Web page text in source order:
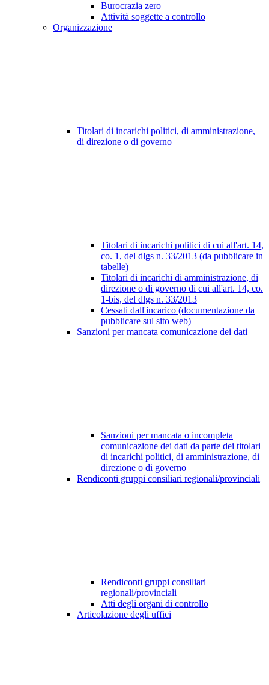
Burocrazia zero
Attività soggette a controllo
Organizzazione
Titolari di incarichi politici, di amministrazione,
di direzione o di governo
Titolari di incarichi politici di cui all'art. 14,
co. 1, del dlgs n. 33/2013 (da pubblicare in
tabelle)
Titolari di incarichi di amministrazione, di
direzione o di governo di cui all'art. 14, co.
1-bis, del dlgs n. 33/2013
Cessati dall'incarico (documentazione da
pubblicare sul sito web)
Sanzioni per mancata comunicazione dei dati
Sanzioni per mancata o incompleta
comunicazione dei dati da parte dei titolari
di incarichi politici, di amministrazione, di
direzione o di governo
Rendiconti gruppi consiliari regionali/provinciali
Rendiconti gruppi consiliari
regionali/provinciali
Atti degli organi di controllo
Articolazione degli uffici